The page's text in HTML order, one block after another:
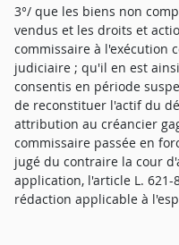
3°/ que les biens non
vendus et les droits et
commissaire à l'exécution
judiciaire ; qu'il en est
consentis en période
de reconstituer l'actif du
attribution au créancier
commissaire passée en
jugé du contraire la cour
application, l'article L. 621-
rédaction applicable à